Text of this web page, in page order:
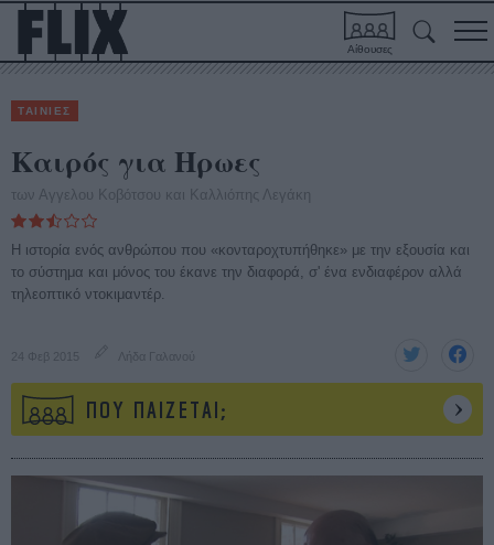
Αίθουσες
ΤΑΙΝΙΕΣ
Καιρός για Ηρωες
των Αγγελου Κοβότσου και Καλλιόπης Λεγάκη
Η ιστορία ενός ανθρώπου που «κονταροχτυπήθηκε» με την εξουσία και
το σύστημα και μόνος του έκανε την διαφορά, σ' ένα ενδιαφέρον αλλά
τηλεοπτικό ντοκιμαντέρ.
24 Φεβ 2015 Λήδα Γαλανού
ΠΟΥ ΠΑΙΖΕΤΑΙ;